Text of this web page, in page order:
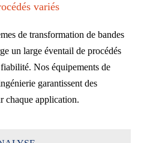
variés
de transformation de bandes
un large éventail de procédés
Nos équipements de
garantissent des
chaque application.